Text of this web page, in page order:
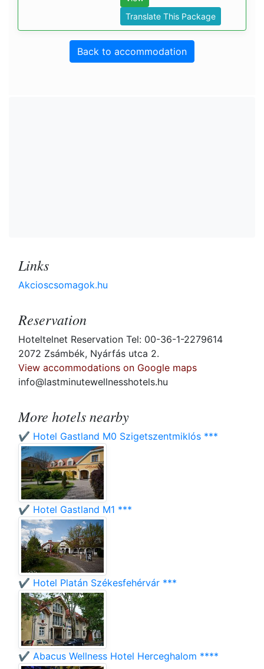
Translate This Package
Back to accommodation
Links
Akcioscsomagok.hu
Reservation
Hoteltelnet Reservation Tel: 00-36-1-2279614
2072 Zsámbék, Nyárfás utca 2.
View accommodations on Google maps
info@lastminutewellnesshotels.hu
More hotels nearby
✔️ Hotel Gastland M0 Szigetszentmiklós ***
✔️ Hotel Gastland M1 ***
✔️ Hotel Platán Székesfehérvár ***
✔️ Abacus Wellness Hotel Herceghalom ****